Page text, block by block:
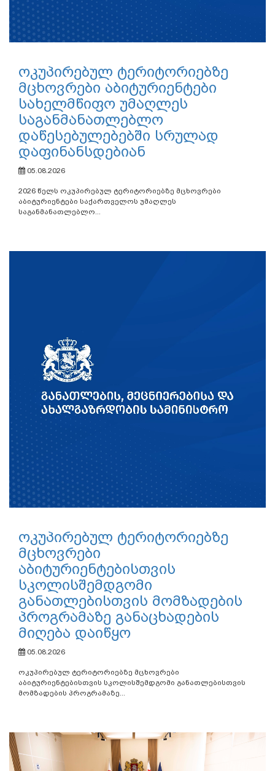
ოკუპირებულ ტერიტორიებზე
მცხოვრები აბიტურიენტები
სახელმწიფო უმაღლეს
საგანმანათლებლო
დაწესებულებებში სრულად
დაფინანსდებიან
05.08.2026
2026 წელს ოკუპირებულ ტერიტორიებზე მცხოვრები
აბიტურიენტები საქართველოს უმაღლეს
საგანმანათლებლო...
ოკუპირებულ ტერიტორიებზე
მცხოვრები
აბიტურიენტებისთვის
სკოლისშემდგომი
განათლებისთვის მომზადების
პროგრამაზე განაცხადების
მიღება დაიწყო
05.08.2026
ოკუპირებულ ტერიტორიებზე მცხოვრები
აბიტურიენტებისთვის სკოლისშემდგომი განათლებისთვის
მომზადების პროგრამაზე...